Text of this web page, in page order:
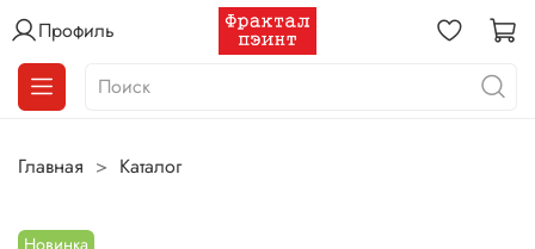
Профиль
Главная Каталог
Новинка